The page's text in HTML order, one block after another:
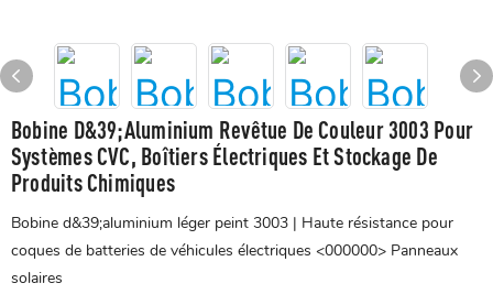
Bobine D&39;aluminium Revêtue De Couleur 3003 Pour
Systèmes CVC, Boîtiers Électriques Et Stockage De
Produits Chimiques
Bobine d&39;aluminium léger peint 3003 | Haute résistance pour
coques de batteries de véhicules électriques <000000> Panneaux
solaires